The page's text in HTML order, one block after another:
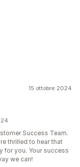
15 ottobre 2024
Success Team.
thrilled to hear that
for you. Your success
we can!